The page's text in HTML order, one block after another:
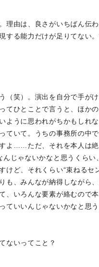
理由は、良さがいちばん伝
する能力だけが足りてない
（笑）。演出を自分で手が
てひとことで言うと、ほか
ように思われがちかもしれ
ていて。うちの事務所の中
よ……ただ、それを本人は
じゃないかなと思うくらい
けど、それくらい“束ねるセ
も、みんなが納得しながら
、いろんな要素が絡むので
ていいんじゃないかなと
ないってこと？